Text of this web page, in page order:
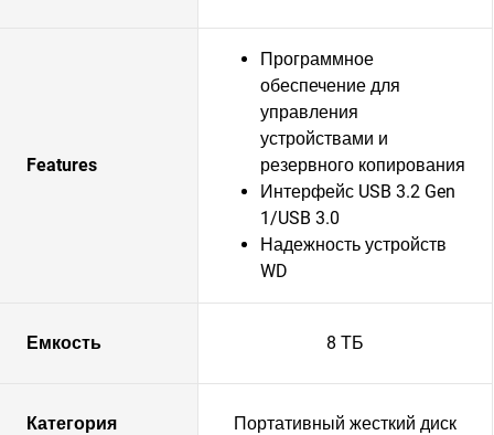
Features
Программное
обеспечение для
управления
устройствами и
резервного копирования
Интерфейс USB 3.2 Gen
1/USB 3.0
Надежность устройств
WD
Емкость 8 ТБ
Категория Портативный жесткий диск